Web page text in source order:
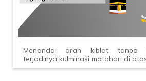
Menandai arah kiblat tanpa
terjadinya kulminasi matahari di